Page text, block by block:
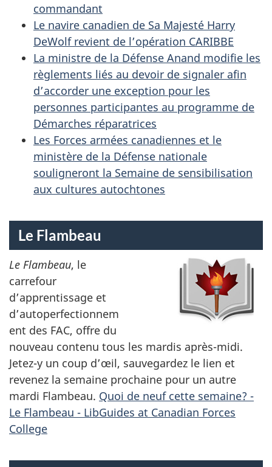
commandant
Le navire canadien de Sa Majesté Harry
DeWolf revient de l’opération CARIBBE
La ministre de la Défense Anand modifie les
règlements liés au devoir de signaler afin
d’accorder une exception pour les
personnes participantes au programme de
Démarches réparatrices
Les Forces armées canadiennes et le
ministère de la Défense nationale
souligneront la Semaine de sensibilisation
aux cultures autochtones
Le Flambeau
Le Flambeau, le
carrefour
d’apprentissage et
d’autoperfectionnem
ent des FAC, offre du
nouveau contenu tous les mardis après-midi.
Jetez-y un coup d’œil, sauvegardez le lien et
revenez la semaine prochaine pour un autre
mardi Flambeau. Quoi de neuf cette semaine? -
Le Flambeau - LibGuides at Canadian Forces
College